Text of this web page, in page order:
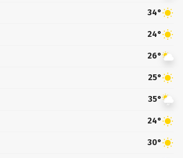
34°
24°
26°
25°
35°
24°
30°